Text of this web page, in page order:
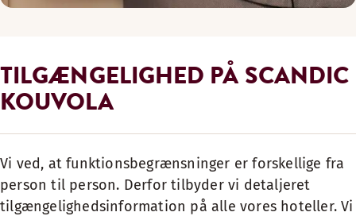
TILGÆNGELIGHED PÅ SCANDIC
KOUVOLA
Vi ved, at funktionsbegrænsninger er forskellige fra
person til person. Derfor tilbyder vi detaljeret
tilgængelighedsinformation på alle vores hoteller. Vi